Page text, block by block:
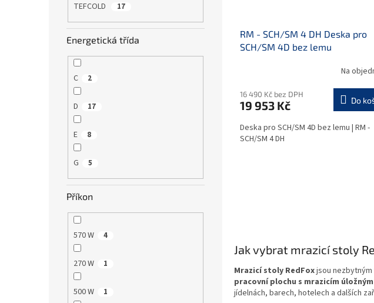
TEFCOLD 17
Energetická třída
C 2
D 17
E 8
G 5
Příkon
570 W 4
270 W 1
500 W 1
RM - SCH/SM 4 DH Deska pro
SCH/SM 4D bez lemu
Na
16 490 Kč bez DPH
19 953 Kč Do
Deska pro SCH/SM 4D bez lemu | RM -
SCH/SM 4 DH
Jak vybrat mrazicí stoly
Mrazicí stoly RedFoxjsou
pracovní plochu s mrazicím
jídelnách, barech, hotelech a dalších